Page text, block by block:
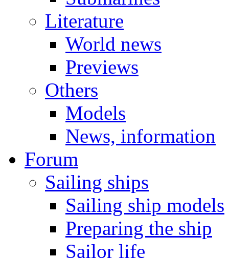
Literature
World news
Previews
Others
Models
News, information
Forum
Sailing ships
Sailing ship models
Preparing the ship
Sailor life